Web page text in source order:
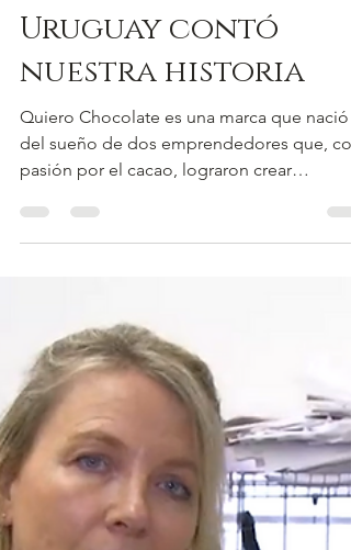
Prensa
Cuando El País
Uruguay contó
nuestra historia
del sueño de dos emprendedores que, con
pasión por el cacao, lograron crear
bombones artesanales que conquistaron
corazones de los uruguayos. La historia de
su creación fue contada por la periodista
Analia Pereira en El País Uruguay,
cómo la dedicación y el amor por el
chocolate llevaron a este negocio a
convertirse en un referente de la industria.